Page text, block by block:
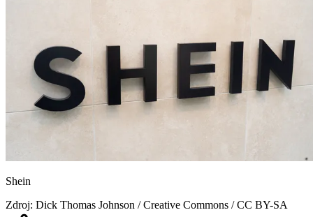
Shein
Zdroj: Dick Thomas Johnson / Creative Commons / CC BY-SA